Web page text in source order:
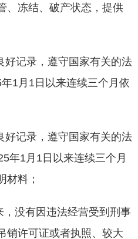
、冻结、破产状态，提供
好记录，遵守国家有关的法
1月1日以来连续三个月依
好记录，遵守国家有关的法
年1月1日以来连续三个月
材料；
没有因违法经营受到刑事
销许可证或者执照、较大